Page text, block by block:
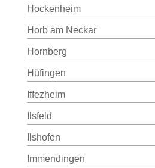
Hockenheim
Horb am Neckar
Hornberg
Hüfingen
Iffezheim
Ilsfeld
Ilshofen
Immendingen